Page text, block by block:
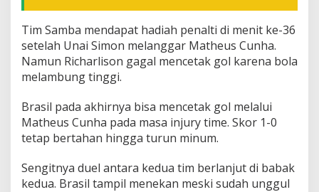
Tim Samba mendapat hadiah penalti di menit ke-36
setelah Unai Simon melanggar Matheus Cunha.
Namun Richarlison gagal mencetak gol karena bola
melambung tinggi.
Brasil pada akhirnya bisa mencetak gol melalui
Matheus Cunha pada masa injury time. Skor 1-0
tetap bertahan hingga turun minum.
Sengitnya duel antara kedua tim berlanjut di babak
kedua. Brasil tampil menekan meski sudah unggul